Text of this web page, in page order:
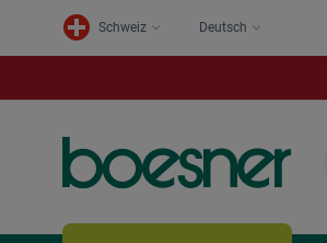
Schweiz Deutsch